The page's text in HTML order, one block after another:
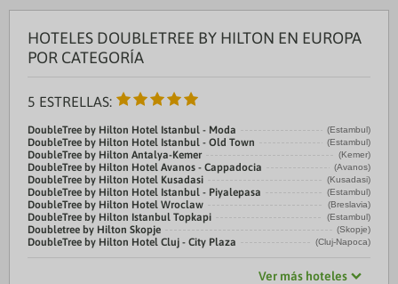
HOTELES DOUBLETREE BY HILTON EN EUROPA
POR CATEGORÍA
5 ESTRELLAS:
DoubleTree by Hilton Hotel Istanbul - Moda (Estambul)
DoubleTree by Hilton Hotel Istanbul - Old Town (Estambul)
DoubleTree by Hilton Antalya-Kemer (Kemer)
DoubleTree by Hilton Hotel Avanos - Cappadocia (Avanos)
DoubleTree by Hilton Hotel Kusadasi (Kusadasi)
DoubleTree by Hilton Hotel Istanbul - Piyalepasa (Estambul)
DoubleTree by Hilton Hotel Wroclaw (Breslavia)
DoubleTree by Hilton Istanbul Topkapi (Estambul)
Doubletree by Hilton Skopje (Skopje)
DoubleTree by Hilton Hotel Cluj - City Plaza (Cluj-Napoca)
Ver más hoteles